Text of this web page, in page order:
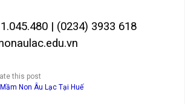
| (0234) 3933 618
this post
Non Âu Lạc Tại Huế